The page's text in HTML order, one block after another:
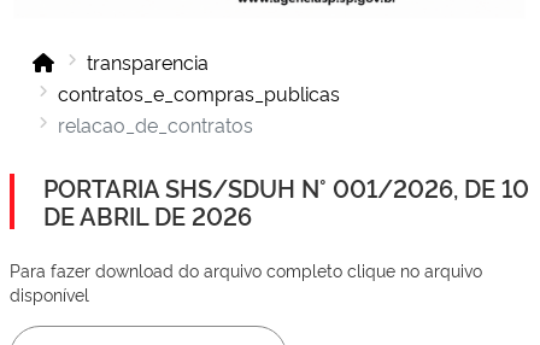
transparencia
contratos_e_compras_publicas
relacao_de_contratos
PORTARIA SHS/SDUH N° 001/2026, DE 10
DE ABRIL DE 2026
Para fazer download do arquivo completo clique no arquivo
disponível